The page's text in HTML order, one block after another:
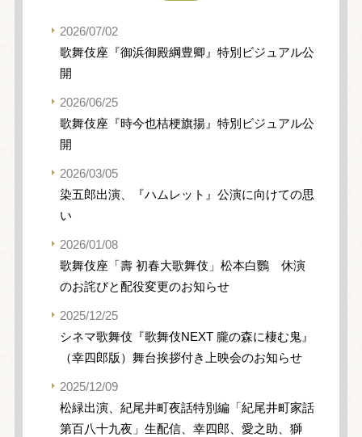
2026/07/02
歌舞伎座『御浜御殿綱豊卿』特別ビジュアル公
開
2026/06/25
歌舞伎座『時今也桔梗旗揚』特別ビジュアル公
開
2026/03/05
染五郎出演、『ハムレット』公演に向けての思
い
2026/01/08
歌舞伎座「壽 初春大歌舞伎」松本白鸚 休演
のお詫びと配役変更のお知らせ
2025/12/25
シネマ歌舞伎『歌舞伎NEXT 朧の森に棲む鬼』
（幸四郎版）舞台挨拶付き上映会のお知らせ
2025/12/09
松緑出演、紀尾井町夜話特別編「紀尾井町家話
第百八十九夜」生配信、幸四郎、愛之助、獅